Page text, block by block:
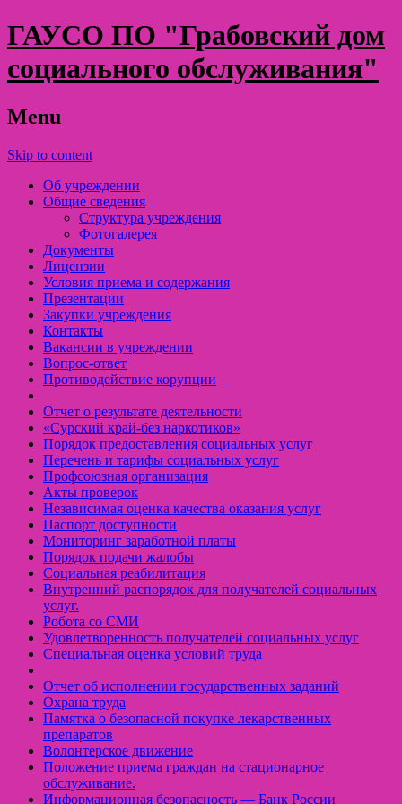
ГАУСО ПО "Грабовский дом
социального обслуживания"
Menu
Skip to content
Об учреждении
Общие сведения
Структура учреждения
Фотогалерея
Документы
Лицензии
Условия приема и содержания
Презентации
Закупки учреждения
Контакты
Вакансии в учреждении
Вопрос-ответ
Противодействие корупции
Отчет о результате деятельности
«Cурский край-без наркотиков»
Порядок предоставления социальных услуг
Перечень и тарифы социальных услуг
Профсоюзная организация
Акты проверок
Независимая оценка качества оказания услуг
Паспорт доступности
Мониторинг заработной платы
Порядок подачи жалобы
Социальная реабилитация
Внутренний распорядок для получателей социальных
услуг.
Робота со СМИ
Удовлетворенность получателей социальных услуг
Специальная оценка условий труда
Отчет об исполнении государственных заданий
Охрана труда
Памятка о безопасной покупке лекарственных
препаратов
Волонтерское движение
Положение приема граждан на стационарное
обслуживание.
Информационная безопасность — Банк России